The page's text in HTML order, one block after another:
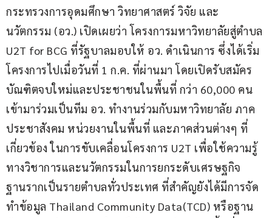
กระทรวงการอุดมศึกษา วิทยาศาสตร์ วิจัย และ
นวัตกรรม (อว.) เปิดเผยว่า โครงการมหาวิทยาลัยสู่ตำบล
U2T for BCG ที่รัฐบาลมอบให้ อว. ดำเนินการ ซึ่งได้เริ่ม
โครงการไปเมื่อวันที่ 1 ก.ค. ที่ผ่านมา โดยเปิดรับสมัคร
บัณฑิตจบใหม่และประชาชนในพื้นที่ กว่า 60,000 คน
เข้ามาร่วมเป็นทีม อว. ทำงานร่วมกับมหาวิทยาลัย ภาค
ประชาสังคม หน่วยงานในพื้นที่ และภาคส่วนต่างๆ ที่
เกี่ยวข้อง ในการขับเคลื่อนโครงการ U2T เพื่อใช้ความรู้
ทางวิชาการและนวัตกรรมในการยกระดับเศรษฐกิจ
ฐานรากเป็นรายตำบลทั่วประเทศ ที่สำคัญยังได้มีการจัด
ทำข้อมูล Thailand Community Data(TCD) หรือฐาน